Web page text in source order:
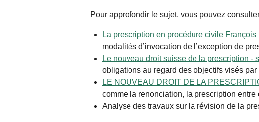
Pour approfondir le sujet, vous pouvez
La prescription en procédure civile François
modalités d’invocation de l’exception de
Le nouveau droit suisse de la prescription -
obligations au regard des objectifs visés par
LE NOUVEAU DROIT DE LA
comme la renonciation, la prescription
Analyse des travaux sur la révision de la